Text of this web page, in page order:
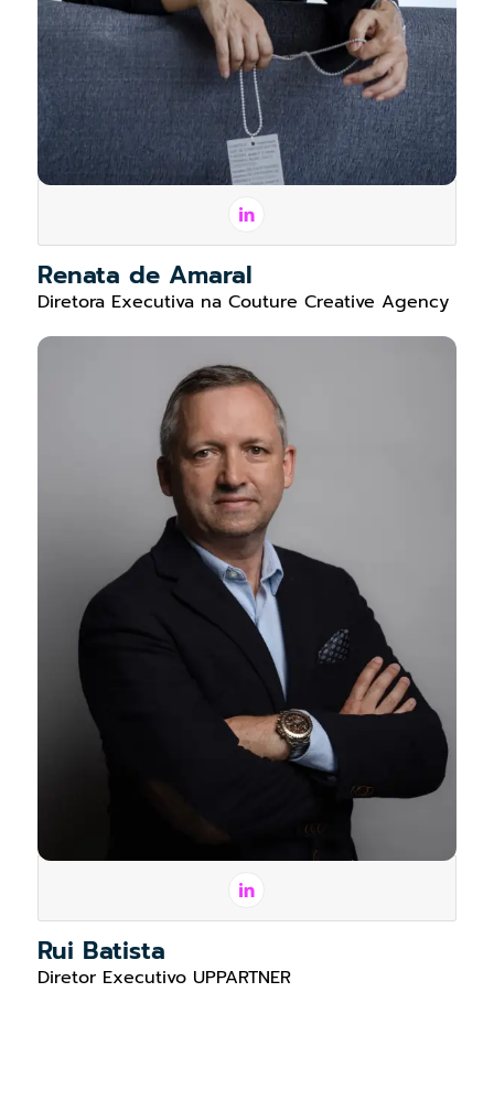
Renata de Amaral
Diretora Executiva na Couture Creative Agency
Rui Batista
Diretor Executivo UPPARTNER